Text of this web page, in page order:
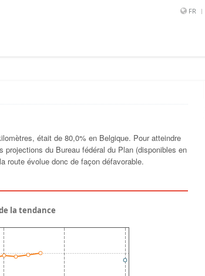
FR
était de 80,0% en Belgique. Pour atteindre
projections du Bureau fédéral du Plan (disponibles en
route évolue donc de façon défavorable.
la tendance